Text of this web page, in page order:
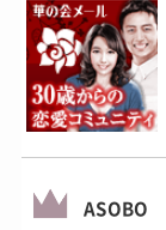
ASOBO